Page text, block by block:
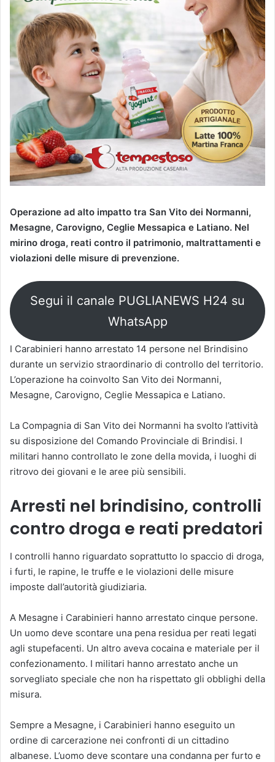
Operazione ad alto impatto tra San Vito dei Normanni,
Mesagne, Carovigno, Ceglie Messapica e Latiano. Nel
mirino droga, reati contro il patrimonio, maltrattamenti e
violazioni delle misure di prevenzione.
Segui il canale PUGLIANEWS H24 su
WhatsApp
I Carabinieri hanno arrestato 14 persone nel Brindisino
durante un servizio straordinario di controllo del territorio.
L’operazione ha coinvolto San Vito dei Normanni,
Mesagne, Carovigno, Ceglie Messapica e Latiano.
La Compagnia di San Vito dei Normanni ha svolto l’attività
su disposizione del Comando Provinciale di Brindisi. I
militari hanno controllato le zone della movida, i luoghi di
ritrovo dei giovani e le aree più sensibili.
Arresti nel brindisino, controlli
contro droga e reati predatori
I controlli hanno riguardato soprattutto lo spaccio di droga,
i furti, le rapine, le truffe e le violazioni delle misure
imposte dall’autorità giudiziaria.
A Mesagne i Carabinieri hanno arrestato cinque persone.
Un uomo deve scontare una pena residua per reati legati
agli stupefacenti. Un altro aveva cocaina e materiale per il
confezionamento. I militari hanno arrestato anche un
sorvegliato speciale che non ha rispettato gli obblighi della
misura.
Sempre a Mesagne, i Carabinieri hanno eseguito un
ordine di carcerazione nei confronti di un cittadino
albanese. L’uomo deve scontare una condanna per furto e